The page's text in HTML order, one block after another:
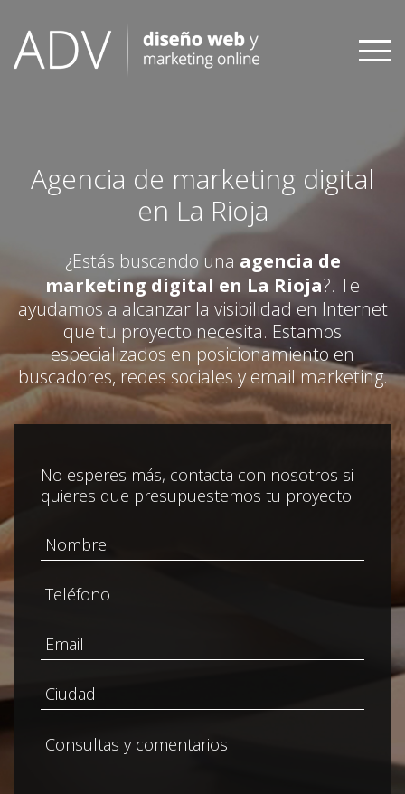
content
Agencia de marketing digital
en La Rioja
¿Estás buscando una agencia de
marketing digital en La Rioja?. Te
ayudamos a alcanzar la visibilidad en Internet
que tu proyecto necesita. Estamos
especializados en posicionamiento en
buscadores, redes sociales y email marketing.
No esperes más, contacta con nosotros si
quieres que presupuestemos tu proyecto